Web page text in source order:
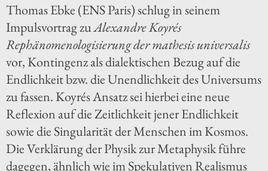
Thomas Ebke (ENS Paris) schlug in seinem
Impulsvortrag zuAlexandre Koyrés
Rephänomenologisierung der mathesis universalis
vor, Kontingenz als dialektischen Bezug auf die
Endlichkeit bzw. die Unendlichkeit des Universums
zu fassen. Koyrés Ansatz sei hierbei eine neue
Reflexion auf die Zeitlichkeit jener Endlichkeit
sowie die Singularität der Menschen im Kosmos.
Die Verklärung der Physik zur Metaphysik führe
dagegen, ähnlich wie im Spekulativen Realismus